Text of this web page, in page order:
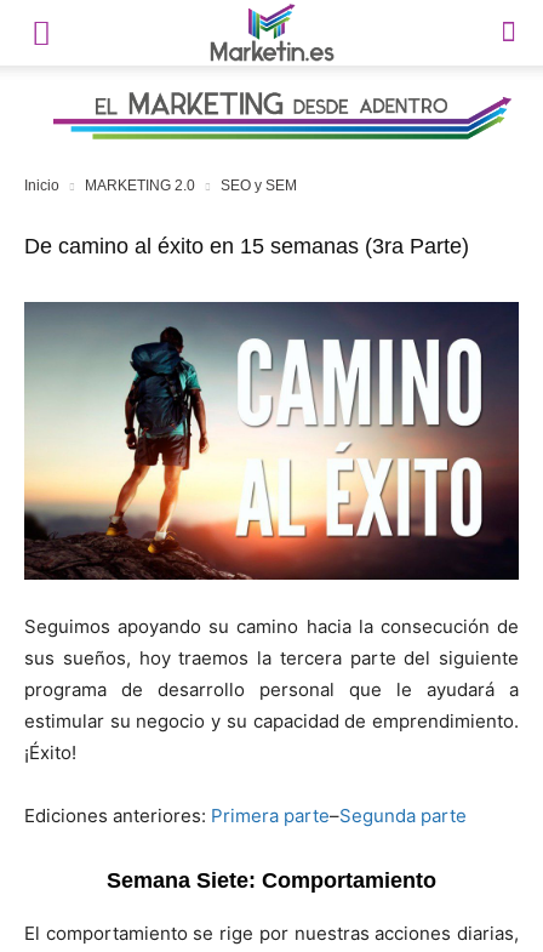
Inicio MARKETING 2.0 SEO y SEM
De camino al éxito en 15 semanas (3ra Parte)
Seguimos apoyando su camino hacia la consecución de
sus sueños, hoy traemos la tercera parte del siguiente
programa de desarrollo personal que le ayudará a
estimular su negocio y su capacidad de emprendimiento.
¡Éxito!
Ediciones anteriores: Primera parte–Segunda parte
Semana Siete: Comportamiento
El comportamiento se rige por nuestras acciones diarias,